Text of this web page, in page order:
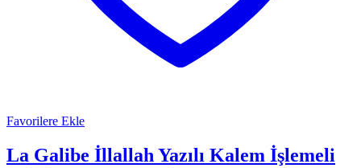
Favorilere Ekle
La Galibe İllallah Yazılı Kalem İşlemeli